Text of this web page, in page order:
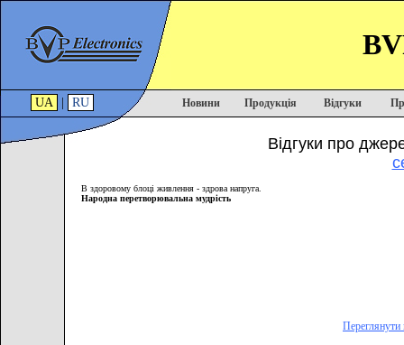
UA RU Новини Продукція Відгуки
Відгуки про
В здоровому блоці живлення - здрова напруга.
Народна перетворювальна мудрість
Переглянути